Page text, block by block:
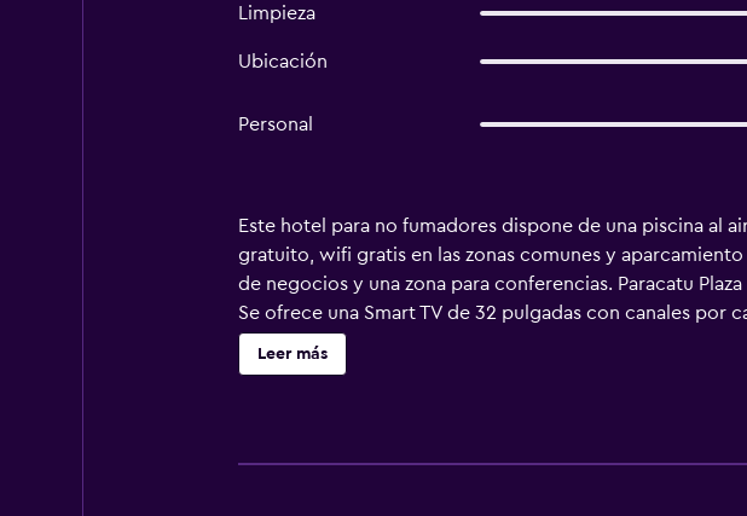
Limpieza
Ubicación
Personal
Este hotel para no fumadores dispone de una piscina al
gratuito, wifi gratis en las zonas comunes y
de negocios y una zona para conferencias. Paracatu
Se ofrece una Smart TV de 32 pulgadas con canales por
gratuitos. Este hotel en Paracatu ofrece acceso a
esparcimiento en este hotel incluyen una piscina al aire
Leer más